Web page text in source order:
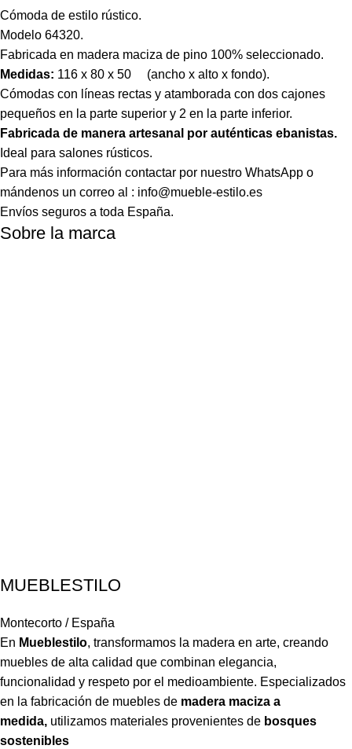
Cómoda de estilo rústico.
Modelo 64320.
Fabricada en madera maciza de pino 100% seleccionado.
Medidas: 116 x 80 x 50 (ancho x alto x fondo).
Cómodas con líneas rectas y atamborada con dos cajones
pequeños en la parte superior y 2 en la parte inferior.
Fabricada de manera artesanal por auténticas ebanistas.
Ideal para salones rústicos.
Para más información contactar por nuestro WhatsApp o
mándenos un correo al : info@mueble-estilo.es
Envíos seguros a toda España.
Sobre la marca
MUEBLESTILO
Montecorto / España
En Mueblestilo, transformamos la madera en arte, creando
muebles de alta calidad que combinan elegancia,
funcionalidad y respeto por el medioambiente. Especializados
en la fabricación de muebles de madera maciza a
medida, utilizamos materiales provenientes de bosques
sostenibles